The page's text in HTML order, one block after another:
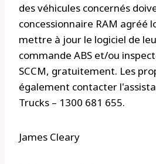
des véhicules concernés
concessionnaire RAM agréé
mettre à jour le logiciel de
commande ABS et/ou
SCCM, gratuitement. Les
également contacter
Trucks – 1300 681 655.
James Cleary